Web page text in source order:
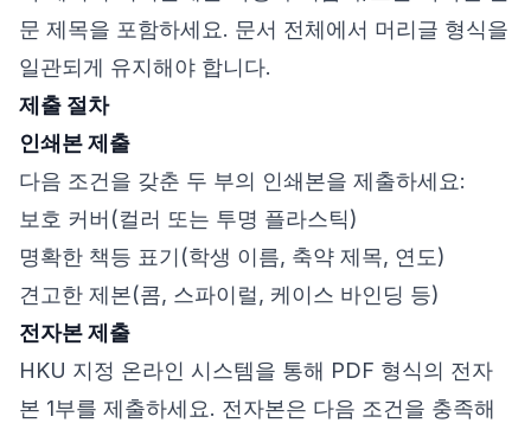
문 제목을 포함하세요. 문서 전체에서 머리글 형식을
일관되게 유지해야 합니다.
제출 절차
인쇄본 제출
다음 조건을 갖춘 두 부의 인쇄본을 제출하세요:
보호 커버(컬러 또는 투명 플라스틱)
명확한 책등 표기(학생 이름, 축약 제목, 연도)
견고한 제본(콤, 스파이럴, 케이스 바인딩 등)
전자본 제출
HKU 지정 온라인 시스템을 통해 PDF 형식의 전자
본 1부를 제출하세요. 전자본은 다음 조건을 충족해